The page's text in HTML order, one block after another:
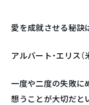
愛を成就させる秘訣
アルバート・エリス（
一度や二度の失敗に
想うことが大切だと